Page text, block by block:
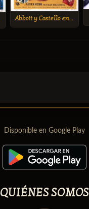
Abbott y Costello en la Legión Extranjera
Disponible en Google Play
QUIÉNES SOMOS